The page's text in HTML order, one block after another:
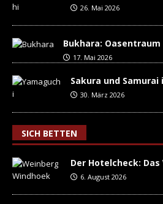
26. Mai 2026
Bukhara:
17. Mai 2026
Sakura und Samurai
30. März 2026
SICH BETTEN
Der Hotelcheck:
6. August 2026